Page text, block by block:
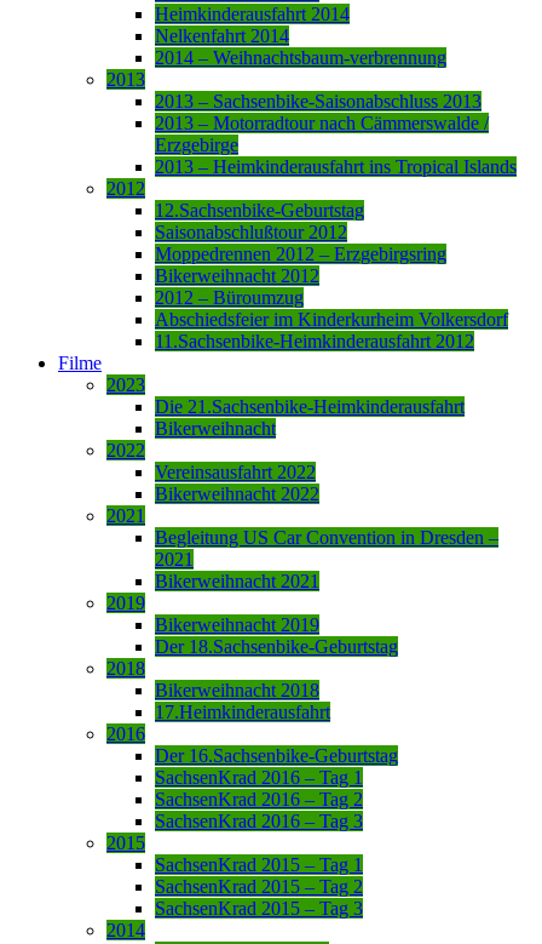
Heimkinderausfahrt 2014
Nelkenfahrt 2014
2014 – Weihnachtsbaum-verbrennung
2013
2013 – Sachsenbike-Saisonabschluss 2013
2013 – Motorradtour nach Cämmerswalde /
Erzgebirge
2013 – Heimkinderausfahrt ins Tropical Islands
2012
12.Sachsenbike-Geburtstag
Saisonabschlußtour 2012
Moppedrennen 2012 – Erzgebirgsring
Bikerweihnacht 2012
2012 – Büroumzug
Abschiedsfeier im Kinderkurheim Volkersdorf
11.Sachsenbike-Heimkinderausfahrt 2012
Filme
2023
Die 21.Sachsenbike-Heimkinderausfahrt
Bikerweihnacht
2022
Vereinsausfahrt 2022
Bikerweihnacht 2022
2021
Begleitung US Car Convention in Dresden –
2021
Bikerweihnacht 2021
2019
Bikerweihnacht 2019
Der 18.Sachsenbike-Geburtstag
2018
Bikerweihnacht 2018
17.Heimkinderausfahrt
2016
Der 16.Sachsenbike-Geburtstag
SachsenKrad 2016 – Tag 1
SachsenKrad 2016 – Tag 2
SachsenKrad 2016 – Tag 3
2015
SachsenKrad 2015 – Tag 1
SachsenKrad 2015 – Tag 2
SachsenKrad 2015 – Tag 3
2014